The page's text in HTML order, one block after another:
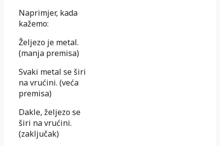
Naprimjer, kada
kažemo:
Željezo je metal.
(manja premisa)
Svaki metal se širi
na vrućini. (veća
premisa)
Dakle, željezo se
širi na vrućini.
(zaključak)